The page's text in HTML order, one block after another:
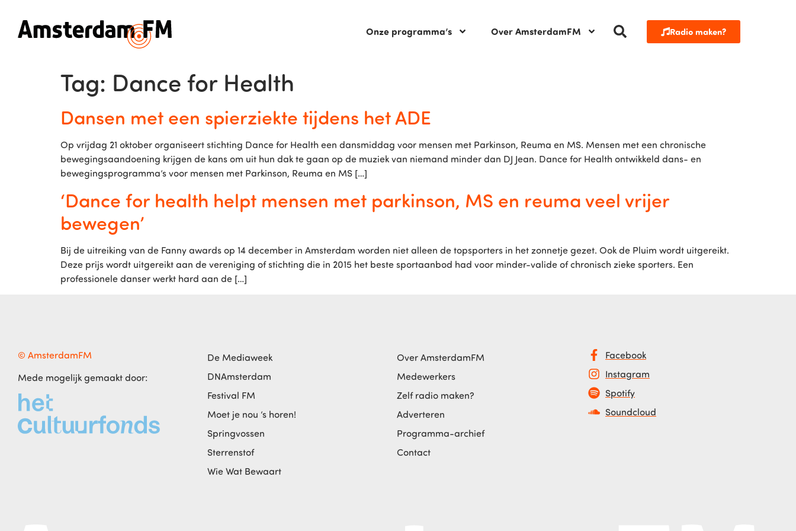
Onze programma’s Over AmsterdamFM Radio maken?
Tag: Dance for Health
Dansen met een spierziekte tijdens het ADE
Op vrijdag 21 oktober organiseert stichting Dance for Health een dansmiddag voor mensen met Parkinson, Reuma en MS. Mensen met een chronische
bewegingsaandoening krijgen de kans om uit hun dak te gaan op de muziek van niemand minder dan DJ Jean. Dance for Health ontwikkeld dans- en
bewegingsprogramma’s voor mensen met Parkinson, Reuma en MS […]
‘Dance for health helpt mensen met parkinson, MS en reuma veel vrijer
bewegen’
Bij de uitreiking van de Fanny awards op 14 december in Amsterdam worden niet alleen de topsporters in het zonnetje gezet. Ook de Pluim wordt uitgereikt.
Deze prijs wordt uitgereikt aan de vereniging of stichting die in 2015 het beste sportaanbod had voor minder-valide of chronisch zieke sporters. Een
professionele danser werkt hard aan de […]
© AmsterdamFM
Mede mogelijk gemaakt door:
De Mediaweek
DNAmsterdam
Festival FM
Moet je nou ‘s horen!
Springvossen
Sterrenstof
Wie Wat Bewaart
Over AmsterdamFM
Medewerkers
Zelf radio maken?
Adverteren
Programma-archief
Contact
Facebook
Instagram
Spotify
Soundcloud